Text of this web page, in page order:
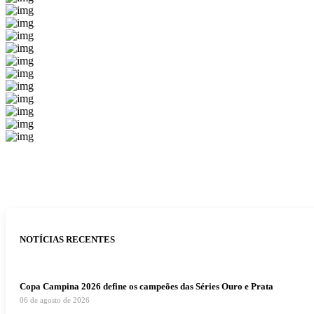
NOTÍCIAS RECENTES
Copa Campina 2026 define os campeões das Séries Ouro e Prata
06 de agosto de 2026